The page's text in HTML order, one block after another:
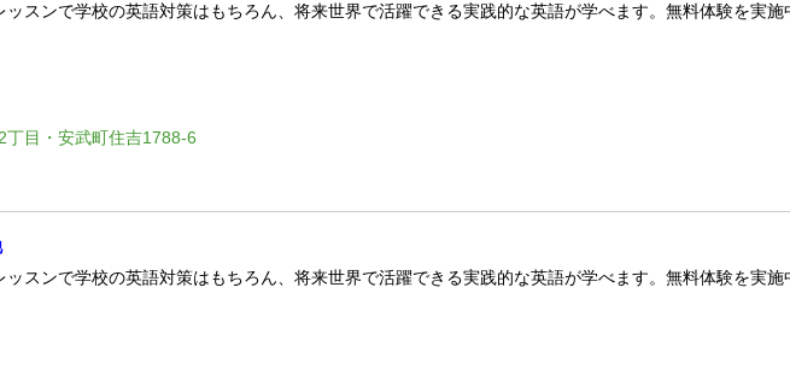
スンで学校の英語対策はもちろん、将来世界で活躍できる実践的な英語が学べます。無料体験を実施
丁目・安武町住吉1788-6
スンで学校の英語対策はもちろん、将来世界で活躍できる実践的な英語が学べます。無料体験を実施